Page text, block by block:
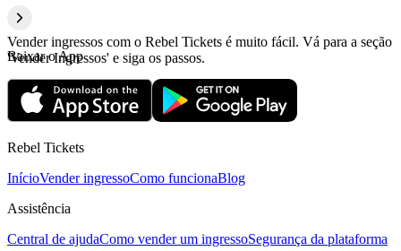
Vender ingressos com o Rebel Tickets é muito fácil. Vá para a seção
'Vender Ingressos' e siga os passos.
Baixar o App
Rebel Tickets
InícioVender ingressoComo funcionaBlog
Assistência
Central de ajudaComo vender um ingressoSegurança da plataforma